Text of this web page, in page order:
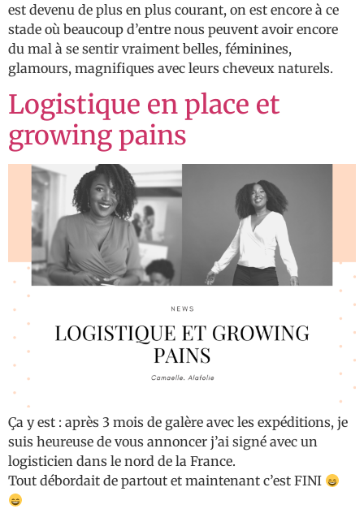
est devenu de plus en plus courant, on est encore à ce
stade où beaucoup d’entre nous peuvent avoir encore
du mal à se sentir vraiment belles, féminines,
glamours, magnifiques avec leurs cheveux naturels.
Logistique en place et
growing pains
Ça y est : après 3 mois de galère avec les expéditions, je
suis heureuse de vous annoncer j’ai signé avec un
logisticien dans le nord de la France.
Tout débordait de partout et maintenant c’est FINI